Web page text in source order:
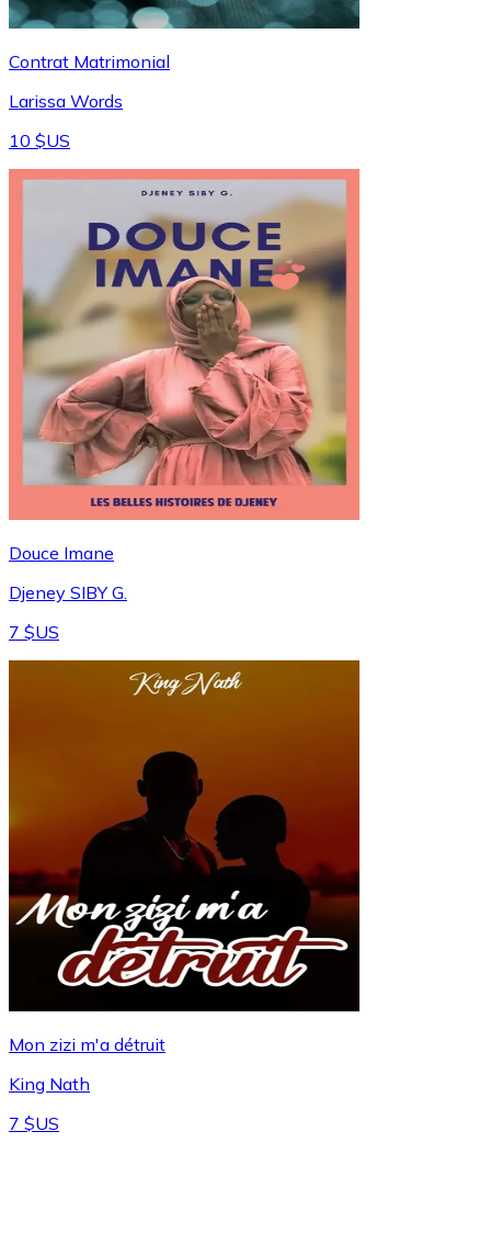
Contrat Matrimonial
Larissa Words
10 $US
Douce Imane
Djeney SIBY G.
7 $US
Mon zizi m'a détruit
King Nath
7 $US